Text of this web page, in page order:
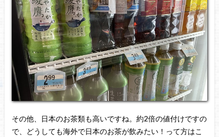
その他、日本のお茶類も高いですね。約2倍の値付けですの
で、どうしても海外で日本のお茶が飲みたい！って方はこ